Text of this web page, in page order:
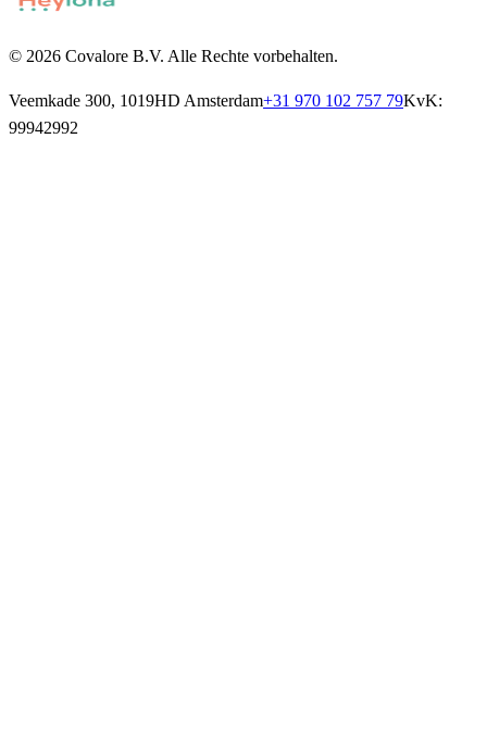
© 2026 Covalore B.V. Alle Rechte vorbehalten.
Veemkade 300, 1019HD Amsterdam+31 970 102 757 79KvK:
99942992